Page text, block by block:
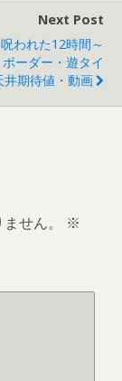
Next Post
われた12時間～
ボーダー・遊タイ
井期待値・動画
せん。
※